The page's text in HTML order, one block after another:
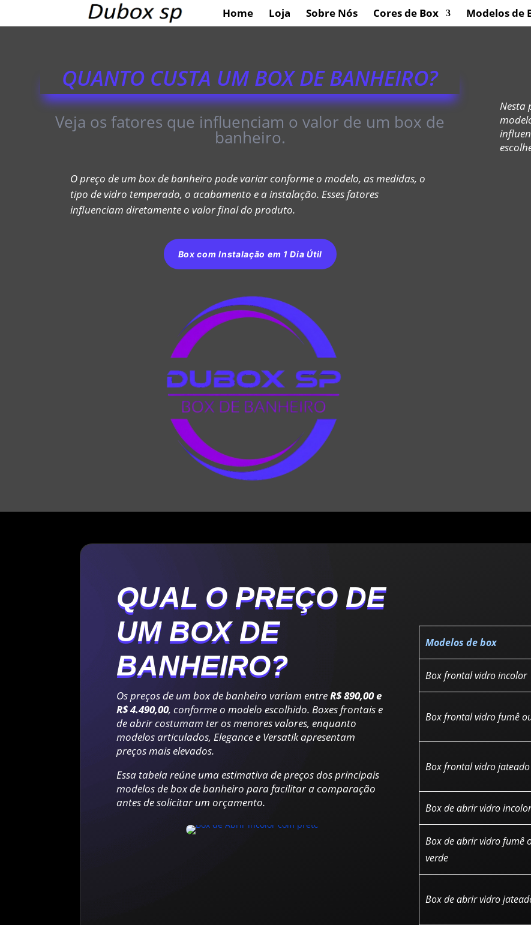
Home Loja Sobre Nós Cores de Box Modelos de
QUANTO CUSTA UM BOX DE BANHEIRO?
Veja os fatores que influenciam o valor de um box de
banheiro.
O preço de um box de banheiro pode variar conforme o modelo, as medidas, o
tipo de vidro temperado, o acabamento e a instalação. Esses fatores
influenciam diretamente o valor final do produto.
Box com Instalação em 1 Dia Útil
Nesta
QUAL O PREÇO DE
UM BOX DE
BANHEIRO?
Os preços de um box de banheiro variam entreR$ 890,00 e
R$ 4.490,00, conforme o modelo escolhido. Boxes frontais e
de abrir costumam ter os menores valores, enquanto
modelos articulados, Elegance e Versatik apresentam
preços mais elevados.
Essa tabela reúne uma estimativa de preços dos principais
modelos de box de banheiro para facilitar a comparação
antes de solicitar um orçamento.
Modelos de box
Box frontal vidro incolor
Box frontal vidro fumê
Box frontal vidro jateado
Box de abrir vidro incolor
Box de abrir vidro fumê
verde
Box de abrir vidro